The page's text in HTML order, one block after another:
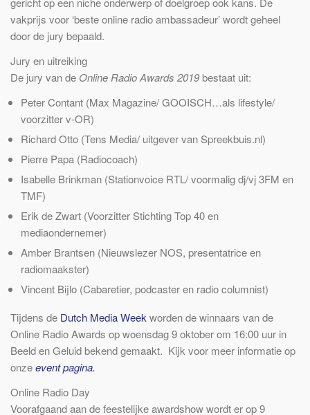
vakprijs voor ‘beste online radio ambassadeur’ wordt geheel
door de jury bepaald.
Jury en uitreiking
De jury van de Online Radio Awards 2019bestaat uit:
Peter Contant (Max Magazine/ GOOISCH…als lifestyle/
voorzitter v-OR)
Richard Otto (Tens Media/ uitgever van Spreekbuis.nl)
Pierre Papa (Radiocoach)
Isabelle Brinkman (Stationvoice RTL/ voormalig dj/vj 3FM en
TMF)
Erik de Zwart (Voorzitter Stichting Top 40 en
mediaondernemer)
Amber Brantsen (Nieuwslezer NOS, presentatrice en
radiomaakster)
Vincent Bijlo (Cabaretier, podcaster en radio columnist)
Tijdens de Dutch Media Weekworden de winnaars van de
Online Radio Awards op woensdag 9 oktober om 16:00 uur in
Beeld en Geluid bekend gemaakt. Kijk voor meer informatie op
onzeevent pagina.
Online Radio Day
Voorafgaand aan de feestelijke awardshow wordt er op 9